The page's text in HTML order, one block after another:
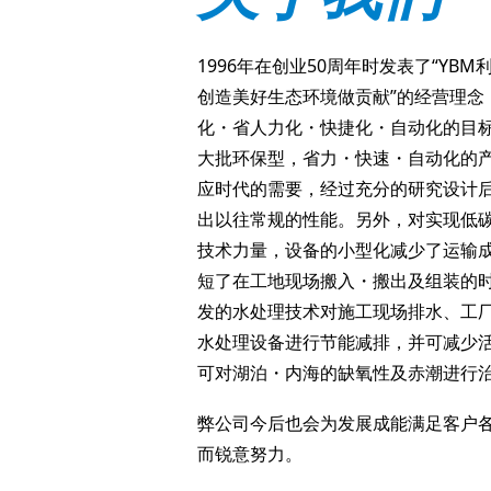
1996年在创业50周年时发表了“YBM
创造美好生态环境做贡献”的经营理
化・省人力化・快捷化・自动化的目
大批环保型，省力・快速・自动化的
应时代的需要，经过充分的研究设计
出以往常规的性能。另外，对实现低
技术力量，设备的小型化减少了运输
短了在工地现场搬入・搬出及组装的
发的水处理技术对施工现场排水、工
水处理设备进行节能减排，并可减少
可对湖泊・内海的缺氧性及赤潮进行
弊公司今后也会为发展成能满足客户
而锐意努力。